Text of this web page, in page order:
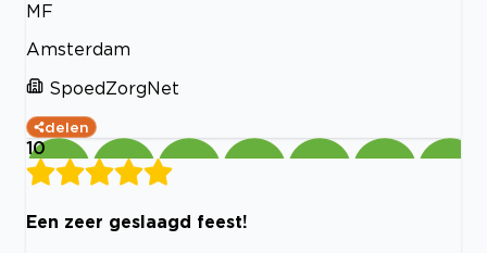
MF
Amsterdam
SpoedZorgNet
delen
10
Een zeer geslaagd feest!